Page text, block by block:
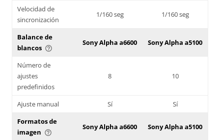
Velocidad de
sincronización
1/160 seg 1/160 seg
Balance de
blancos help_outline
Sony Alpha a6600 Sony Alpha a5100
Número de
ajustes
predefinidos
8 10
Ajuste manual Sí
Sí
Formatos de
imagen help_outline
Sony Alpha a6600 Sony Alpha a5100